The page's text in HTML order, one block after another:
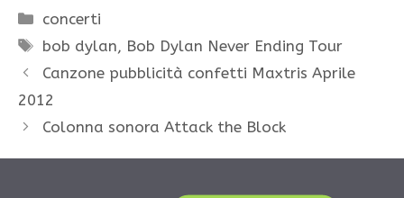
Categorie
concerti
Tag
bob dylan, Bob Dylan Never Ending Tour
Canzone pubblicità confetti Maxtris Aprile
2012
Colonna sonora Attack the Block